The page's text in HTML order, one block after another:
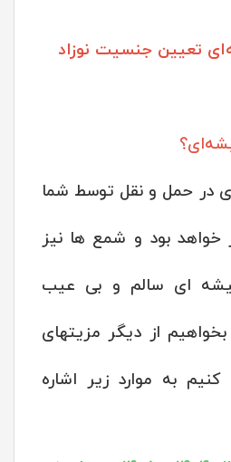
تعیین جنسیت نوزاد
حمل و نقل توسط شما
خواهد بود و شمع ها نیز
ای سالم و بی عیب
از دیگر مزیتهای
به موارد زیر اشاره